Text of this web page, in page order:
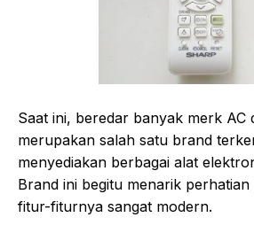
Saat ini, beredar banyak merk AC
merupakan salah satu brand
menyediakan berbagai alat
Brand ini begitu menarik
fitur-fiturnya sangat modern.